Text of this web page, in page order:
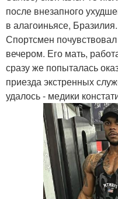
после внезапного
в алагоиньясе, Бразилия.
Спортсмен
вечером. Его мать,
сразу же попыталась
приезда экстренных
удалось - медики